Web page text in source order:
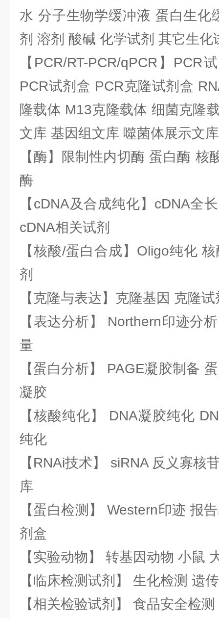
水 分子生物学缓冲液 蛋白生化
剂 溶剂 酸碱 化学试剂 其它生化
【PCR/RT-PCR/qPCR】PCR
PCR试剂盒 PCR克隆试剂盒
隆载体 M13克隆载体 细菌克隆
文库 基因组文库 噬菌体展示文库
【酶】限制性内切酶 蛋白酶 核
酶
【cDNA及合成纯化】cDNA全
cDNA相关试剂
【核酸/蛋白合成】Oligo纯化
剂
【克隆与表达】克隆基因 克隆
【表达分析】 Northern印迹分
量
【蛋白分析】 PAGE凝胶制备
凝胶
【核酸纯化】 DNA凝胶纯化
纯化
【RNAi技术】 siRNA 反义寡核
库
【蛋白检测】 Western印迹 报
剂盒
【实验动物】 转基因动物 小鼠
【临床检测试剂】 生化检测 遗
【相关检验试剂】 食品安全检